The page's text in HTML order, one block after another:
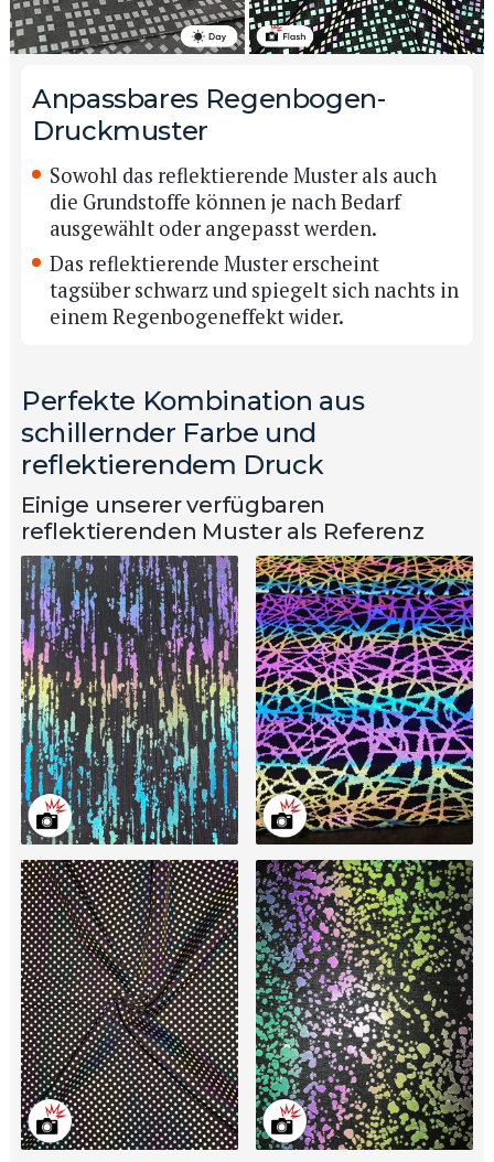
Anpassbares Regenbogen-
Druckmuster
Sowohl das reflektierende Muster als auch
die Grundstoffe können je nach Bedarf
ausgewählt oder angepasst werden.
Das reflektierende Muster erscheint
tagsüber schwarz und spiegelt sich nachts in
einem Regenbogeneffekt wider.
Perfekte Kombination aus
schillernder Farbe und
reflektierendem Druck
Einige unserer verfügbaren
reflektierenden Muster als Referenz